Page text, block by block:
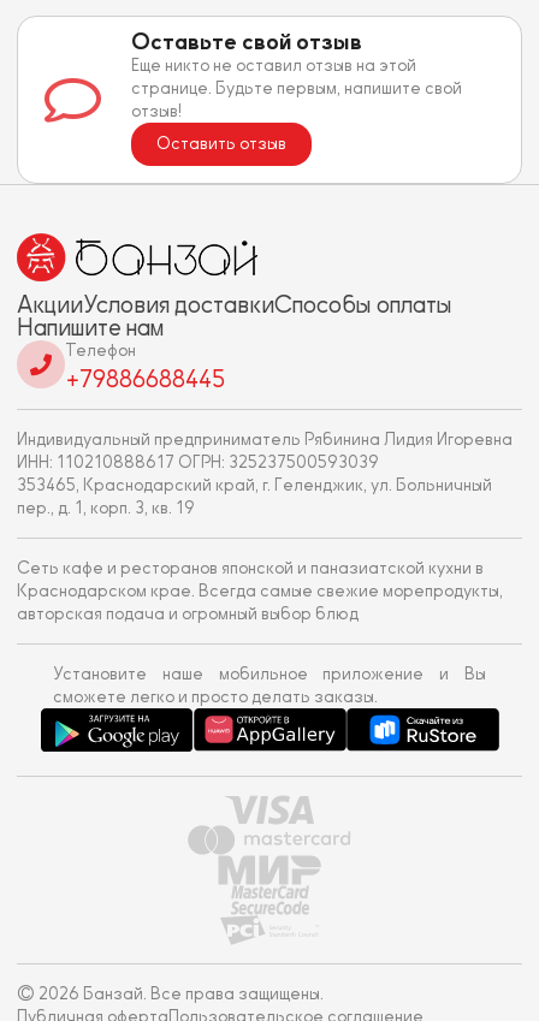
Оставьте свой отзыв
Еще никто не оставил отзыв на этой
странице. Будьте первым, напишите свой
отзыв!
Оставить отзыв
АкцииУсловия доставкиСпособы оплаты
Напишите нам
Телефон
+79886688445
Индивидуальный предприниматель Рябинина Лидия Игоревна
ИНН: 110210888617 ОГРН: 325237500593039
353465, Краснодарский край, г. Геленджик, ул. Больничный
пер., д. 1, корп. 3, кв. 19
Сеть кафе и ресторанов японской и паназиатской кухни в
Краснодарском крае. Всегда самые свежие морепродукты,
авторская подача и огромный выбор блюд
Установите наше мобильное приложение и Вы
сможете легко и просто делать заказы.
© 2026 Банзай. Все права защищены.
Публичная оферта Пользовательское соглашение